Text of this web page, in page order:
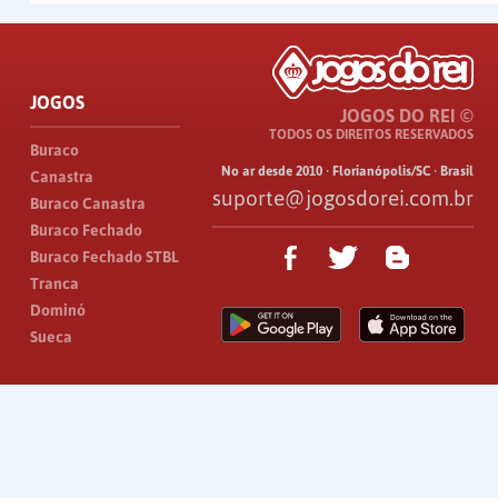
JOGOS
Buraco
Canastra
Buraco Canastra
Buraco Fechado
Buraco Fechado STBL
Tranca
Dominó
Sueca
JOGOS DO REI ©
TODOS OS DIREITOS RESERVADOS
No ar desde 2010 · Florianópolis/SC · Brasil
suporte@jogosdorei.com.br